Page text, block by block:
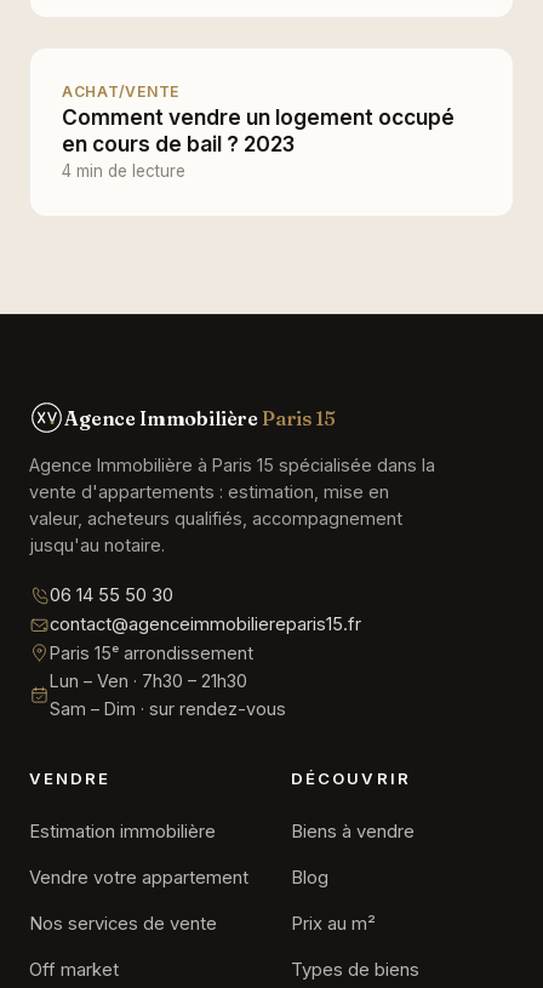
ACHAT/VENTE
Comment vendre un logement occupé
en cours de bail ? 2023
4 min de lecture
Agence Immobilière Paris 15
Agence Immobilière à Paris 15 spécialisée dans la
vente d'appartements : estimation, mise en
valeur, acheteurs qualifiés, accompagnement
jusqu'au notaire.
06 14 55 50 30
contact@agenceimmobiliereparis15.fr
Paris 15ᵉ arrondissement
Lun – Ven · 7h30 – 21h30
Sam – Dim · sur rendez-vous
VENDRE
Estimation immobilière
Vendre votre appartement
Nos services de vente
Off market
DÉCOUVRIR
Biens à vendre
Blog
Prix au m²
Types de biens